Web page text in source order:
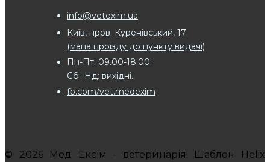
info@vetexim.ua
Київ, пров. Куренівський, 17
(мапа проїзду до пункту видачі)
Пн-Пт: 09.00-18.00;
Сб- Нд: вихідні.
fb.com/vet.medexim
© 2026 Мед Ексім - ветеринарія. Шаблон Helix